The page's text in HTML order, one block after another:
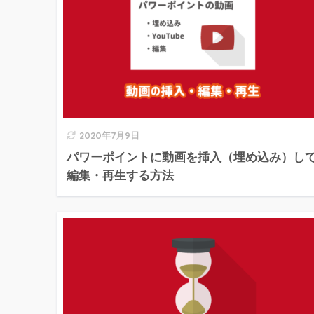
2020年7月9日
パワーポイントに動画を挿入（埋め込み）し
編集・再生する方法